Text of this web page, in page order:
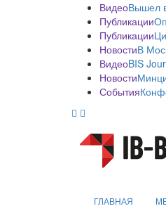
ВидеоВышел
Публикации
Публикации
НовостиВ
ВидеоBIS
Новости
События
ГЛАВНАЯ